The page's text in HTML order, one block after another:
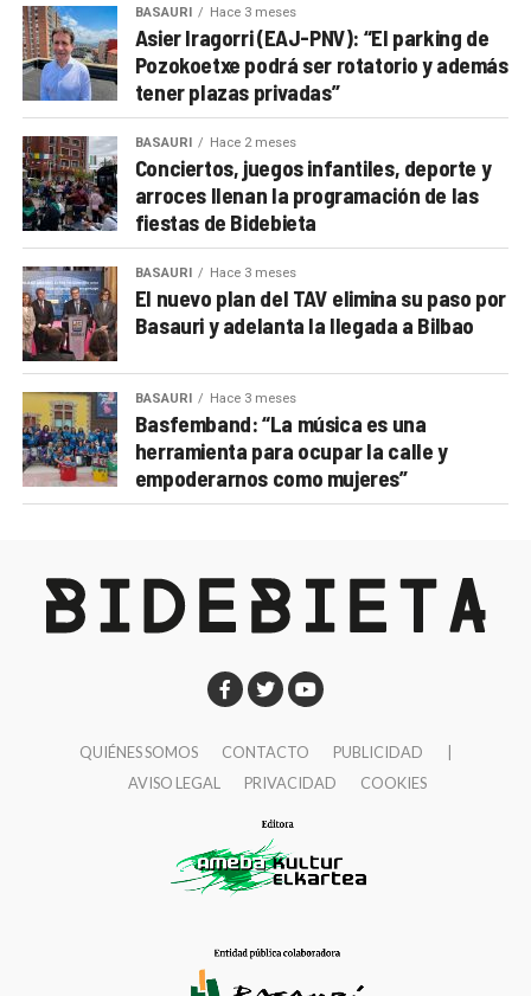
BASAURI Hace 3 meses
Asier Iragorri (EAJ-PNV): “El parking de
Pozokoetxe podrá ser rotatorio y además
tener plazas privadas”
BASAURI Hace 2 meses
Conciertos, juegos infantiles, deporte y
arroces llenan la programación de las
fiestas de Bidebieta
BASAURI Hace 3 meses
El nuevo plan del TAV elimina su paso por
Basauri y adelanta la llegada a Bilbao
BASAURI Hace 3 meses
Basfemband: “La música es una
herramienta para ocupar la calle y
empoderarnos como mujeres”
QUIÉNES SOMOS CONTACTO PUBLICIDAD
AVISO LEGAL
PRIVACIDAD COOKIES